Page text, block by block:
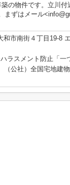
の物件です。立川付
まずはメール
和市南街４丁目19-8
ラスメント防止「一
（公社）全国宅地建